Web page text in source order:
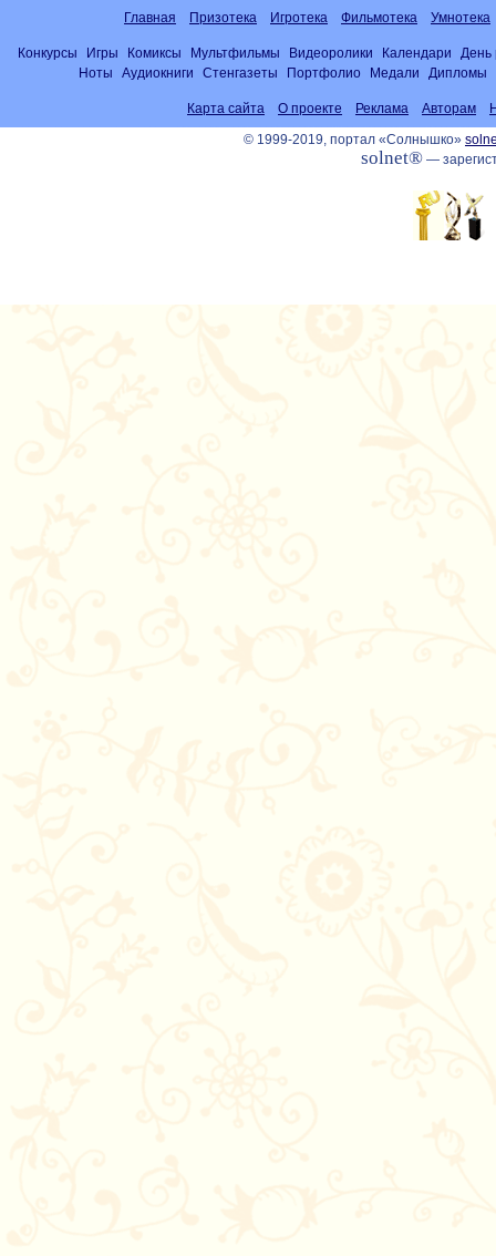
Главная Призотека Игротека Фильмотека Умнотека
Конкурсы Игры Комиксы Мультфильмы Видеоролики Календари
День
Ноты
Аудиокниги Стенгазеты Портфолио Медали Дипломы
Карта сайта О проекте Реклама Авторам
© 1999-2019, портал «Солнышко»
solnet®—